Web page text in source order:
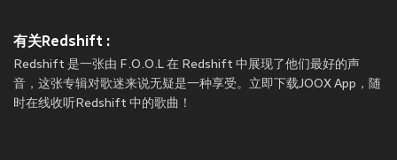
有关Redshift :
Redshift 是一张由 F.O.O.L 在 Redshift 中展现了他们最好的声
音，这张专辑对歌迷来说无疑是一种享受。立即下载JOOX App，随
时在线收听Redshift 中的歌曲！